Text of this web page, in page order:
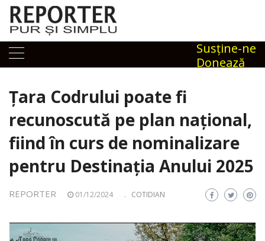
Skip
content
Susţine-ne
Donează
Țara Codrului poate fi
recunoscută pe plan național,
fiind în curs de nominalizare
pentru Destinația Anului 2025
REPORTER 01/12/2024 . COTIDIAN